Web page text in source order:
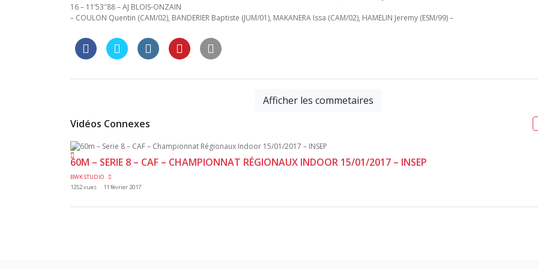
16 – 11’53″88 – AJ BLOIS-ONZAIN
– COULON Quentin (CAM/02), BANDERIER Baptiste (JUM/01), MAKANERA Issa (CAM/02), HAMELIN Jeremy (ESM/99) –
Afficher les commetaires
Vidéos Connexes
60M – SERIE 8 – CAF – CHAMPIONNAT RÉGIONAUX INDOOR 15/01/2017 – INSEP
BWK STUDIO
1252 vues
11 février 2017